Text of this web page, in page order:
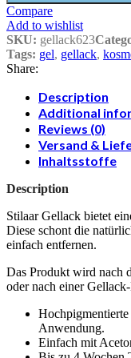
Compare
Add to wishlist
SKU: gellack623
Tags: gel, gellack,
Share:
Description
Additional
Reviews (0)
Versand &
Inhaltsstoffe
Description
Stilaar Gellack bietet
Diese schont die
einfach entfernen.
Das Produkt wird nach
oder nach einer
Anwendung.
Einfach mit